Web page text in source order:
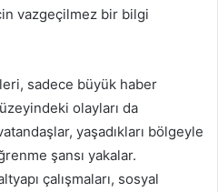
vazgeçilmez bir bilgi
sadece büyük haber
olayları da
yaşadıkları bölgeyle
şansı yakalar.
çalışmaları, sosyal